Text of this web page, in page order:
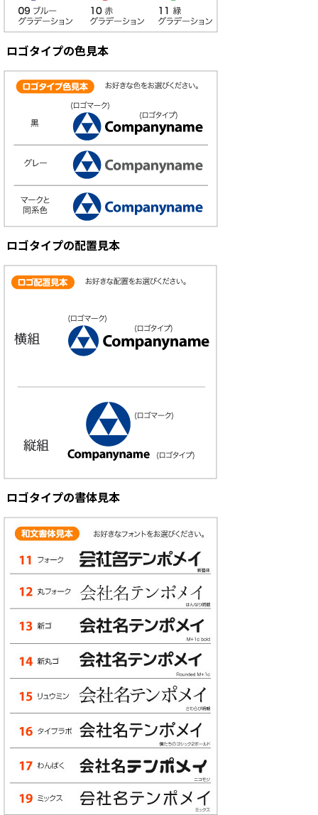
ロゴタイプの色見本
ロゴタイプの配置見本
ロゴタイプの書体見本